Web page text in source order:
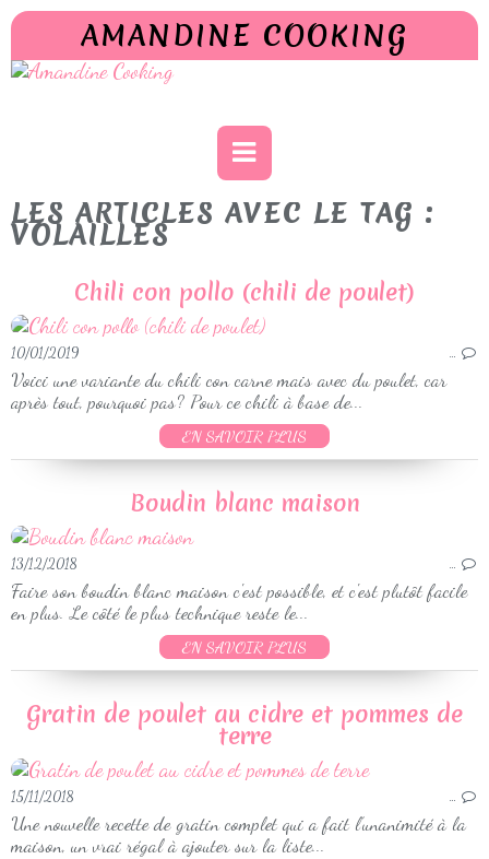
AMANDINE COOKING
LES ARTICLES AVEC LE TAG :
VOLAILLES
Chili con pollo (chili de poulet)
10/01/2019 …
Voici une variante du chili con carne mais avec du poulet, car
après tout, pourquoi pas? Pour ce chili à base de...
EN SAVOIR PLUS
Boudin blanc maison
13/12/2018 …
Faire son boudin blanc maison c'est possible, et c'est plutôt facile
en plus. Le côté le plus technique reste le...
EN SAVOIR PLUS
Gratin de poulet au cidre et pommes de
terre
15/11/2018 …
Une nouvelle recette de gratin complet qui a fait l’unanimité à la
maison, un vrai régal à ajouter sur la liste...